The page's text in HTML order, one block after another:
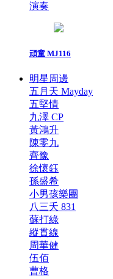
演奏
頑童 MJ116
明星周邊
五月天 Mayday
五堅情
九澤 CP
黃鴻升
陳零九
齊豫
徐懷鈺
孫盛希
小男孩樂團
八三夭 831
蘇打綠
縱貫線
周華健
伍佰
曹格